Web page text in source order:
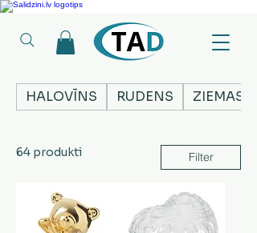
Ledusskapji, Sadzīves tehnika, Smaržas,
HALOVĪNS RUDENS
64 produkti Filter